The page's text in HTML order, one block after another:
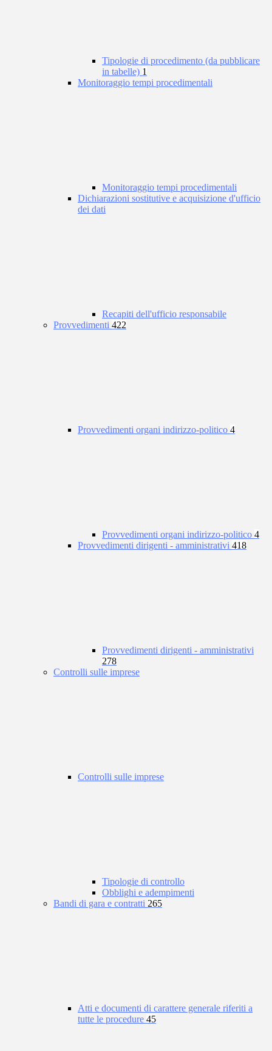
Tipologie di procedimento (da pubblicare
in tabelle) 1
Monitoraggio tempi procedimentali
Monitoraggio tempi procedimentali
Dichiarazioni sostitutive e acquisizione d'ufficio
dei dati
Recapiti dell'ufficio responsabile
Provvedimenti 422
Provvedimenti organi indirizzo-politico 4
Provvedimenti organi indirizzo-politico 4
Provvedimenti dirigenti - amministrativi 418
Provvedimenti dirigenti - amministrativi
278
Controlli sulle imprese
Controlli sulle imprese
Tipologie di controllo
Obblighi e adempimenti
Bandi di gara e contratti 265
Atti e documenti di carattere generale riferiti a
tutte le procedure 45